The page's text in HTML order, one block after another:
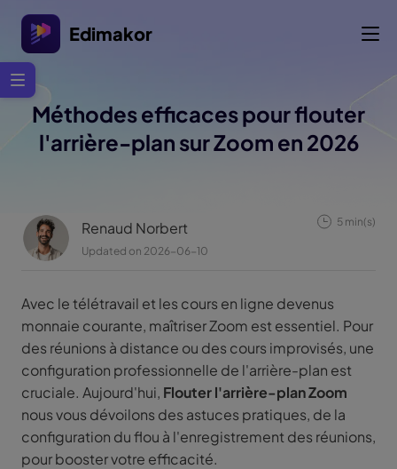
Edimakor
Méthodes efficaces pour flouter
l'arrière-plan sur Zoom en 2026
Renaud Norbert
Updated on 2026-06-10
5 min(s)
Avec le télétravail et les cours en ligne devenus
monnaie courante, maîtriser Zoom est essentiel. Pour
des réunions à distance ou des cours improvisés, une
configuration professionnelle de l'arrière-plan est
cruciale. Aujourd'hui, Flouter l'arrière-plan Zoom
nous vous dévoilons des astuces pratiques, de la
configuration du flou à l'enregistrement des réunions,
pour booster votre efficacité.